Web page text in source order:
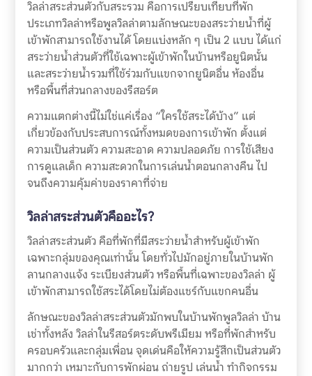
วิลล่าสระส่วนตัวกับสระรวม คือการเปรียบเทียบที่พัก
ประเภทวิลล่าหรือพูลวิลล่าตามลักษณะของสระว่ายน้ำที่ผู้
เข้าพักสามารถใช้งานได้ โดยแบ่งหลัก ๆ เป็น 2 แบบ ได้แก่
สระว่ายน้ำส่วนตัวที่ใช้เฉพาะผู้เข้าพักในบ้านหรือยูนิตนั้น
และสระว่ายน้ำรวมที่ใช้ร่วมกับแขกจากยูนิตอื่น ห้องอื่น
หรือพื้นที่ส่วนกลางของรีสอร์ต
ความแตกต่างนี้ไม่ใช่แค่เรื่อง “ใครใช้สระได้บ้าง” แต่
เกี่ยวข้องกับประสบการณ์ทั้งหมดของการเข้าพัก ตั้งแต่
ความเป็นส่วนตัว ความสะอาด ความปลอดภัย การใช้เสียง
การดูแลเด็ก ความสะดวกในการเล่นน้ำตอนกลางคืน ไป
จนถึงความคุ้มค่าของราคาที่จ่าย
วิลล่าสระส่วนตัวคืออะไร?
วิลล่าสระส่วนตัว คือที่พักที่มีสระว่ายน้ำสำหรับผู้เข้าพัก
เฉพาะกลุ่มของคุณเท่านั้น โดยทั่วไปมักอยู่ภายในบ้านพัก
ลานกลางแจ้ง ระเบียงส่วนตัว หรือพื้นที่เฉพาะของวิลล่า ผู้
เข้าพักสามารถใช้สระได้โดยไม่ต้องแชร์กับแขกคนอื่น
ลักษณะของวิลล่าสระส่วนตัวมักพบในบ้านพักพูลวิลล่า บ้าน
เช่าทั้งหลัง วิลล่าในรีสอร์ตระดับพรีเมียม หรือที่พักสำหรับ
ครอบครัวและกลุ่มเพื่อน จุดเด่นคือให้ความรู้สึกเป็นส่วนตัว
มากกว่า เหมาะกับการพักผ่อน ถ่ายรูป เล่นน้ำ ทำกิจกรรม